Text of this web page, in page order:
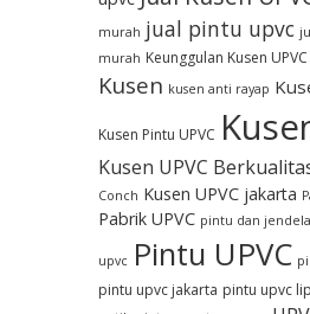
murah jual pintu upvc
murah Keunggulan Kusen UPVC
Kusen kusen anti rayap
Kusen Pintu UPVC
Kusen UPVC
Conch Kusen UPVC jakarta
Pabrik UPVC pintu dan
upvc Pintu UPVC
pintu upvc jakarta pintu upvc